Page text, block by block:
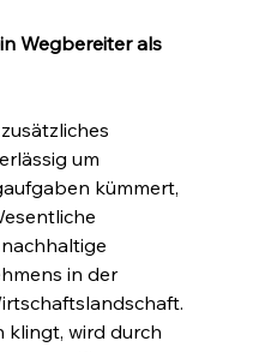
Wegbereiter als
um
kümmert,
in der
klingt, wird durch